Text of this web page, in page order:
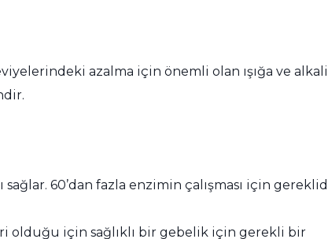
azalma için önemli olan ışığa ve alkali
sağlar. 60’dan fazla enzimin çalışması için
olduğu için sağlıklı bir gebelik için gerekli bir